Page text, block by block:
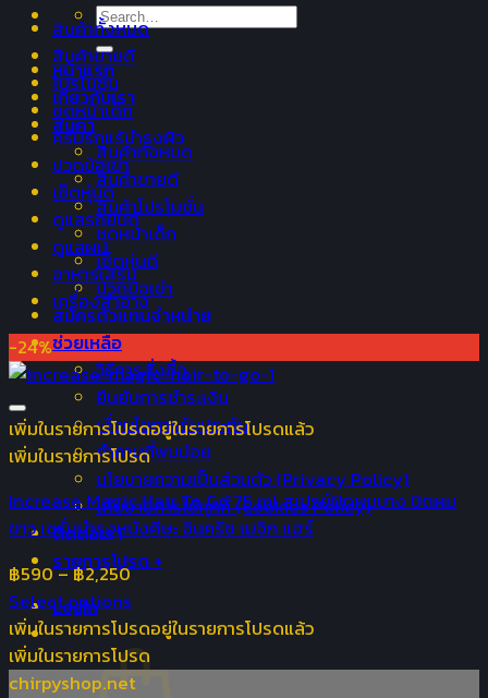
Search
for:
หน้าแรก
เกี่ยวกับเรา
สินค้า
สินค้าทั้งหมด
สินค้าขายดี
สินค้าโปรโมชั่น
ชุดหน้าเด็ก
เซ็ตหุ่นดี
ปวดข้อเข่า
สมัครตัวแทนจำหน่าย
ช่วยเหลือ
วิธีการสั่งซื้อ
ยืนยันการชำระเงิน
เงื่อนไขการรับประกัน
คำถามที่พบบ่อย
นโยบายความเป็นส่วนตัว (Privacy Policy)
นโยบายการใช้คุกกี้ (Cookies Policy)
ติดต่อเรา
รายการโปรด +
Login
สินค้าทั้งหมด
สินค้าขายดี
โปรโมชั่น
ชุดหน้าเด็ก
ครีมรักแร้บำรุงผิว
ปวดข้อเข่า
เซ็ตหุ่นดี
ดูแลรถยนต์
ดูแลผม
อาหารเสริม
เครื่องสำอาง
-24%
เพิ่มในรายการโปรดอยู่ในรายการโปรดแล้ว
เพิ่มในรายการโปรด
Increase Magic Hair To Go 75 ml สเปรย์ปิดผมบาง ปิดผม
ขาว เซรั่มบำรุงหนังศีษะ อินครีซ เมจิก แฮร์
฿590–฿2,250
Select options
เพิ่มในรายการโปรดอยู่ในรายการโปรดแล้ว
เพิ่มในรายการโปรด
chirpyshop.net